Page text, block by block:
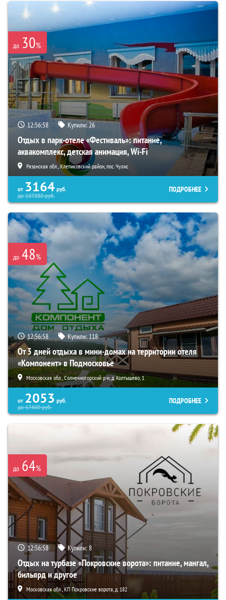
до 30%
12:56:56 Купили:26
Отдых в парк-отеле «Фестиваль»: питание,
аквакомплекс, детская анимация, Wi-Fi
Рязанская обл., Клепиковский район, пос. Чулис
от 3164 руб.
до107880руб.
ПОДРОБНЕЕ
до 48%
12:56:56 Купили: 118
От 3 дней отдыха в мини-домах на территории отеля
«Компонент» в Подмосковье
Московская обл., Солнечногорский р-н, д. Колтышево, 1
от 2053 руб.
до67400руб.
ПОДРОБНЕЕ
до 64%
12:56:56 Купили:8
Отдых на турбазе «Покровские ворота»: питание, мангал,
бильярд и другое
Московская обл., КП Покровские ворота, д. 182